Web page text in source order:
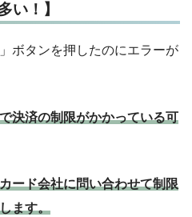
い！】
ボタンを押したのにエラーが
決済の制限がかかっている可
ード会社に問い合わせて制限
ます。